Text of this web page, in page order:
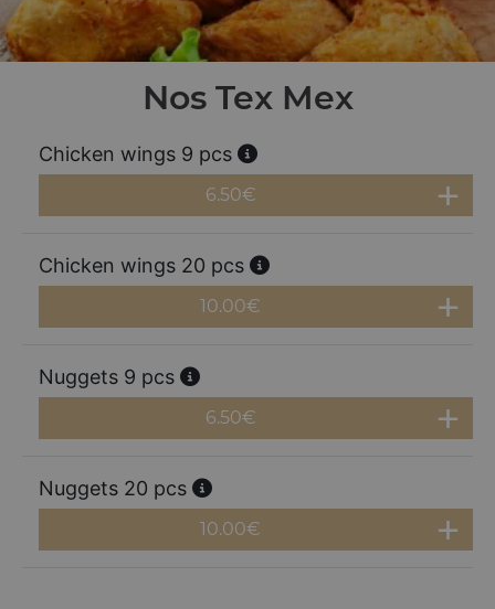
Nos Tex Mex
Chicken wings 9 pcs
6.50€
Chicken wings 20 pcs
10.00€
Nuggets 9 pcs
6.50€
Nuggets 20 pcs
10.00€